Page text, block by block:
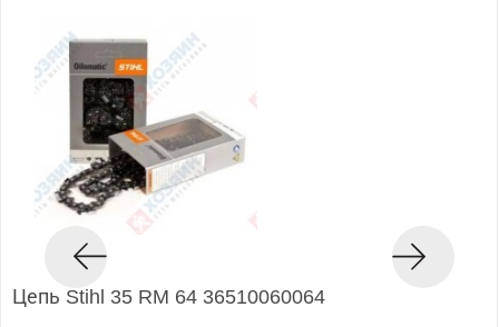
Цепь Stihl 35 RM 64 36510060064